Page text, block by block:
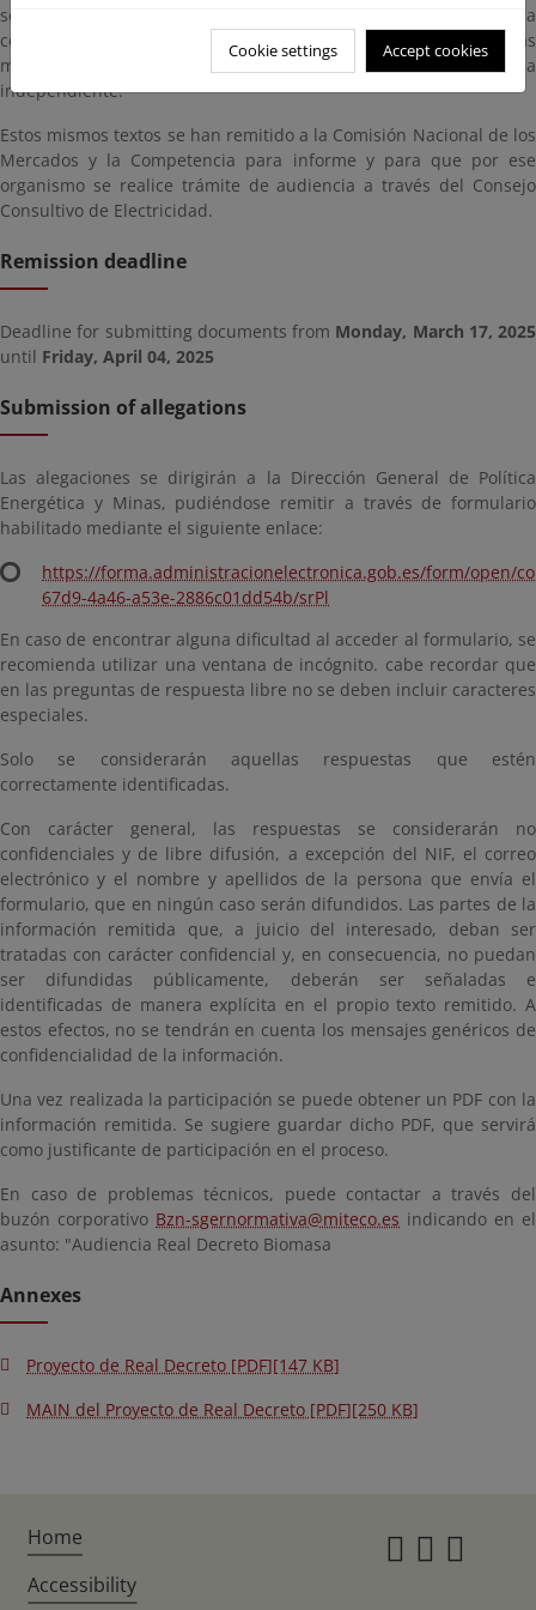
se trasponen solo algunos de los aspectos englobados en dicha
consulta pública previa, quedando pendiente regular las demás
materias en otra normativa que se tramitará de forma
independiente.
Estos mismos textos se han remitido a la Comisión Nacional de los
Mercados y la Competencia para informe y para que por ese
organismo se realice trámite de audiencia a través del Consejo
Consultivo de Electricidad.
Remission deadline
Deadline for submitting documents from Monday, March 17, 2025
until Friday, April 04, 2025
Submission of allegations
Las alegaciones se dirigirán a la Dirección General de Política
Energética y Minas, pudiéndose remitir a través de formulario
habilitado mediante el siguiente enlace:
https://forma.administracionelectronica.gob.es/form/open/
67d9-4a46-a53e-2886c01dd54b/srPl
En caso de encontrar alguna dificultad al acceder al formulario, se
recomienda utilizar una ventana de incógnito. cabe recordar que
en las preguntas de respuesta libre no se deben incluir caracteres
especiales.
Solo se considerarán aquellas respuestas que estén
correctamente identificadas.
Con carácter general, las respuestas se considerarán no
confidenciales y de libre difusión, a excepción del NIF, el correo
electrónico y el nombre y apellidos de la persona que envía el
formulario, que en ningún caso serán difundidos. Las partes de la
información remitida que, a juicio del interesado, deban ser
tratadas con carácter confidencial y, en consecuencia, no puedan
ser difundidas públicamente, deberán ser señaladas e
identificadas de manera explícita en el propio texto remitido. A
estos efectos, no se tendrán en cuenta los mensajes genéricos de
confidencialidad de la información.
Una vez realizada la participación se puede obtener un PDF con la
información remitida. Se sugiere guardar dicho PDF, que servirá
como justificante de participación en el proceso.
En caso de problemas técnicos, puede contactar a través del
buzón corporativo Bzn-sgernormativa@miteco.es indicando en el
asunto: "Audiencia Real Decreto Biomasa
Annexes
Proyecto de Real Decreto [PDF][147 KB]
MAIN del Proyecto de Real Decreto [PDF][250 KB]
Cookie settings Accept cookies
Home
Accessibility